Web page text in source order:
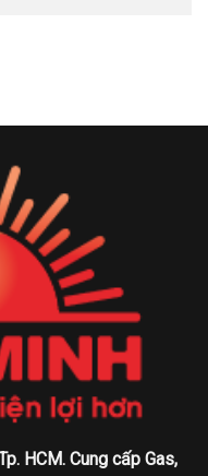
HCM. Cung cấp Gas,